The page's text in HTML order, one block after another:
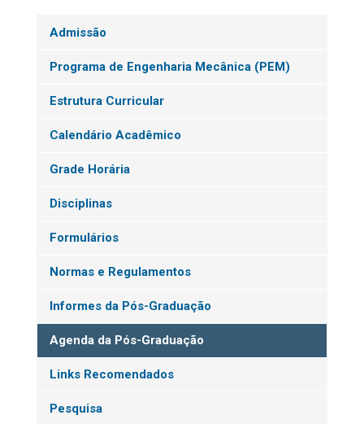
Admissão
Programa de Engenharia Mecânica (PEM)
Estrutura Curricular
Calendário Acadêmico
Grade Horária
Disciplinas
Formulários
Normas e Regulamentos
Informes da Pós-Graduação
Agenda da Pós-Graduação
Links Recomendados
Pesquisa